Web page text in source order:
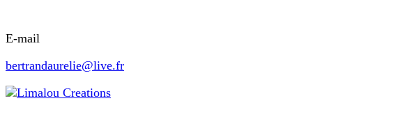
E-mail
bertrandaurelie@live.fr